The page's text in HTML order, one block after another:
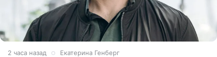
2 часа назад Екатерина Генберг